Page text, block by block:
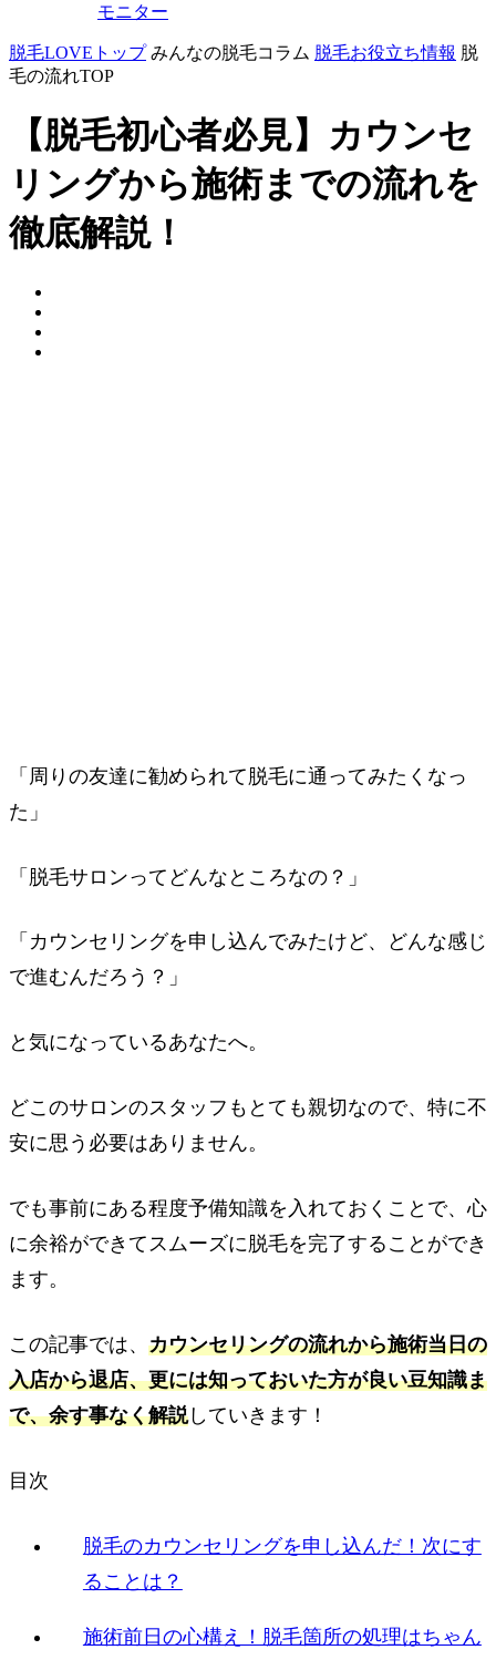
モニター
脱毛LOVEトップ みんなの脱毛コラム 脱毛お役立ち情報 脱
毛の流れTOP
【脱毛初心者必見】カウンセ
リングから施術までの流れを
徹底解説！
「周りの友達に勧められて脱毛に通ってみたくなっ
た」
「脱毛サロンってどんなところなの？」
「カウンセリングを申し込んでみたけど、どんな感じ
で進むんだろう？」
と気になっているあなたへ。
どこのサロンのスタッフもとても親切なので、特に不
安に思う必要はありません。
でも事前にある程度予備知識を入れておくことで、心
に余裕ができてスムーズに脱毛を完了することができ
ます。
この記事では、 カウンセリングの流れから施術当日の
入店から退店、更には知っておいた方が良い豆知識ま
で、余す事なく解説していきます！
目次
脱毛のカウンセリングを申し込んだ！次にす
ることは？
施術前日の心構え！脱毛箇所の処理はちゃん